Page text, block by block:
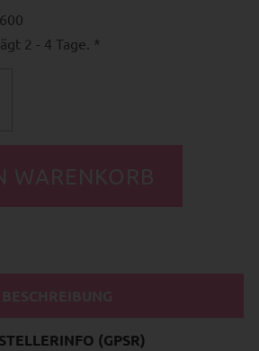
2 - 4 Tage. *
(GPSR)